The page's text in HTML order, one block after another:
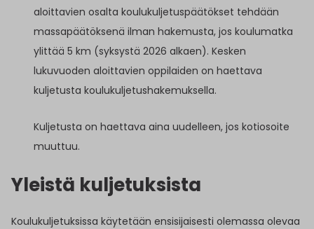
aloittavien osalta koulukuljetuspäätökset tehdään
massapäätöksenä ilman hakemusta, jos koulumatka
ylittää 5 km (syksystä 2026 alkaen). Kesken
lukuvuoden aloittavien oppilaiden on haettava
kuljetusta koulukuljetushakemuksella.
Kuljetusta on haettava aina uudelleen, jos kotiosoite
muuttuu.
Yleistä kuljetuksista
Koulukuljetuksissa käytetään ensisijaisesti olemassa olevaa